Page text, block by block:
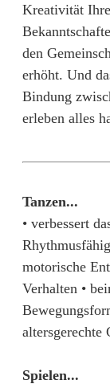
Kreativität
den
erhöht. Und
Bindung
erleben alles
Tanzen...
• verbessert
motorische
Verhalten •
altersgerechte
Spielen...